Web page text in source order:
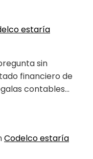
estaría
sin
financiero de
contables…
Codelco estaría